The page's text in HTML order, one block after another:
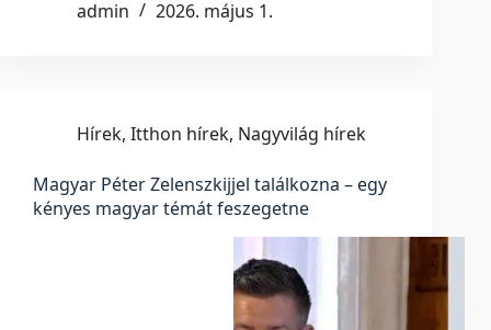
admin 2026. május 1.
Hírek, Itthon hírek, Nagyvilág hírek
Magyar Péter Zelenszkijjel találkozna – egy
kényes magyar témát feszegetne